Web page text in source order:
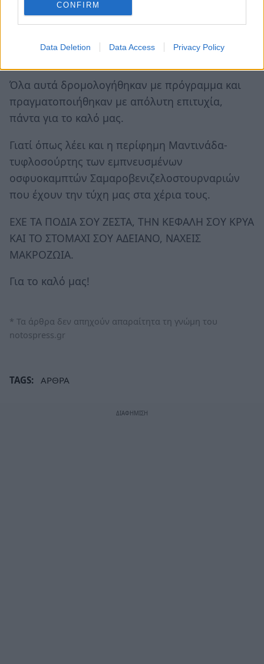
CONFIRM
Data Deletion Data Access Privacy Policy
Τι στο καλό! Τόση υποχρεωτική ακούσια
λιτότητα μας έχει χαρίσει απλόχερα το
Στουρναροβενιζελοσαμαρέικο, στα παλιά κιλά
Όλα αυτά δρομολογήθηκαν με πρόγραμμα και
πραγματοποιήθηκαν με απόλυτη επιτυχία,
πάντα για το καλό μας.
Γιατί όπως λέει και η περίφημη Μαντινάδα-
τυφλοσούρτης των εμπνευσμένων
οσφυοκαμπτών Σαμαροβενιζελοστουρναριών
που έχουν την τύχη μας στα χέρια τους.
ΕΧΕ ΤΑ ΠΟΔΙΑ ΣΟΥ ΖΕΣΤΑ, ΤΗΝ ΚΕΦΑΛΗ ΣΟΥ ΚΡΥΑ
ΚΑΙ ΤΟ ΣΤΟΜΑΧΙ ΣΟΥ ΑΔΕΙΑΝΟ, ΝΑΧΕΙΣ
ΜΑΚΡΟΖΩΙΑ.
Για το καλό μας!
* Τα άρθρα δεν απηχούν απαραίτητα τη γνώμη του
notospress.gr
TAGS: ΑΡΘΡΑ